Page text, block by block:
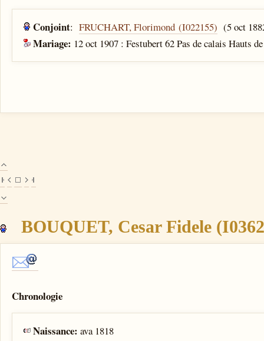
Conjoint:FRUCHART, Florimond (I022155) (5 oct
Mariage: 12 oct 1907 : Festubert 62 Pas de calais Hauts
BOUQUET, Cesar Fidele
Chronologie
Naissance:ava 1818